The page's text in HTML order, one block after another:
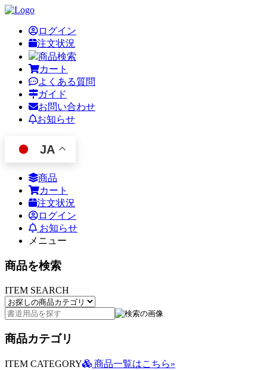
ログイン
注文状況
商品検索
カート
よくある質問
ガイド
お問い合わせ
お知らせ
JA
商品
カート
注文状況
ログイン
お知らせ
メニュー
商品を検索
ITEM SEARCH
商品カテゴリ
ITEM CATEGORY
商品一覧はこちら»